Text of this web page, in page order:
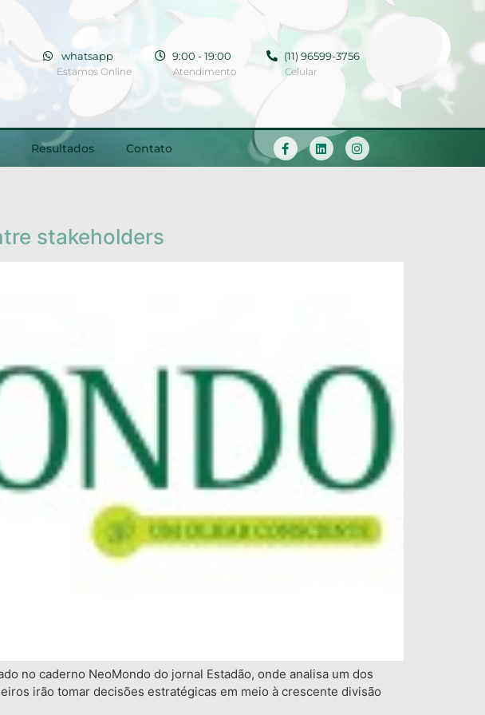
whatsapp
Estamos Online
9:00 - 19:00
Atendimento
(11) 96599-3756
Celular
Resultados Contato
stakeholders
no caderno NeoMondo do jornal Estadão, onde analisa um dos
irão tomar decisões estratégicas em meio à crescente divisão